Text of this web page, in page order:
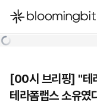
한국어
[00시 브리핑] "테
테라폼랩스 소유였